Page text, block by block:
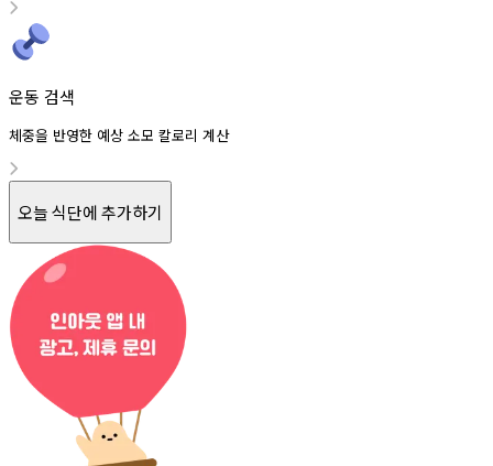
운동 검색
체중을 반영한 예상 소모 칼로리 계산
오늘 식단에 추가하기